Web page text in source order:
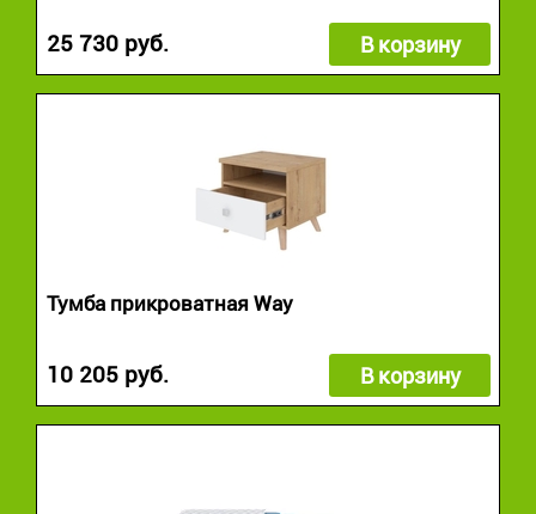
25 730 руб. В корзину
Тумба прикроватная Way
10 205 руб. В корзину